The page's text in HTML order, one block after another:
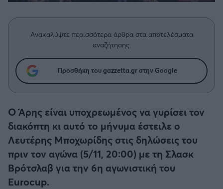
Δημήτρης Τσορμπατζόγλου
Λεβαδειακός
ΟΦΗ
Βόλος
Ατρόμητος Αθηνών
Κηφισιά
Αστέρας Τρίπολης
Μεγάλη μου Αγάπη
Μια Ιστορία από την Πόλη
Ανακαλύψτε περισσότερα άρθρα στα αποτελέσματα
αναζήτησης.
Προσθήκη του gazzetta.gr στην Google
Ο Άρης είναι υποχρεωμένος να γυρίσει τον
διακόπτη κι αυτό το μήνυμα έστειλε ο
Λευτέρης Μποχωρίδης στις δηλώσεις του
πριν τον αγώνα (5/11, 20:00) με τη Σλασκ
Βρότσλαβ για την 6η αγωνιστική του
Eurocup.